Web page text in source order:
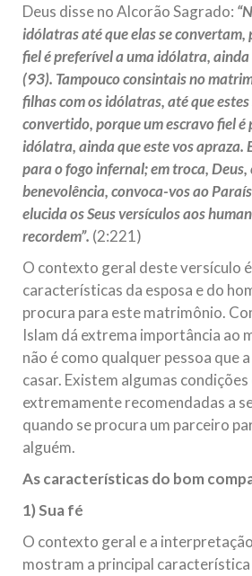
Na noite da quinta-feira, 03 de Abril,
Brasil recebeu em sua sede, em São
Relações Exteriores da República
Kharrazi, que encontra-se visitando
Deus disse no Alcorão Sagrado:
idólatras até que elas se convertam,
fiel é preferível a uma idólatra,
(93). Tampouco consintais no
filhas com os idólatras, até que
convertido, porque um escravo fiel é
idólatra, ainda que este vos apraza.
para o fogo infernal; em troca, Deus,
benevolência, convoca-vos ao
elucida os Seus versículos aos
recordem”. (2:221)
O contexto geral deste versículo
características da esposa e do
procura para este matrimônio.
Islam dá extrema importância ao
não é como qualquer pessoa que
casar. Existem algumas condições
extremamente recomendadas a
quando se procura um parceiro
alguém.
As características do bom
1) Sua fé
O contexto geral e a
mostram a principal